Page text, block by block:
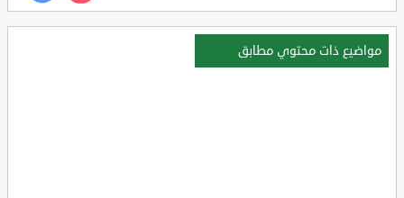
مواضيع ذات محتوي مطابق